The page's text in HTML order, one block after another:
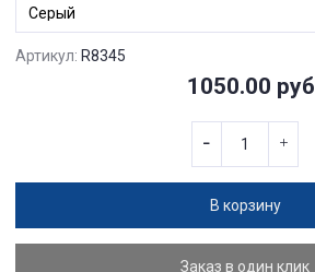
Артикул: R8345
1050.00 руб
В корзину
Заказ в один клик